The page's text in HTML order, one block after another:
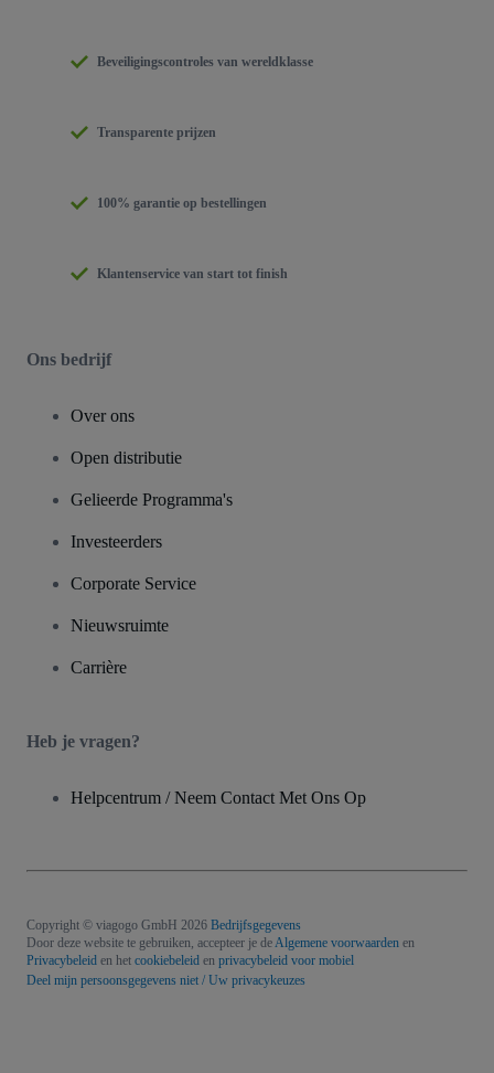
Beveiligingscontroles van wereldklasse
Transparente prijzen
100% garantie op bestellingen
Klantenservice van start tot finish
Ons bedrijf
Over ons
Open distributie
Gelieerde Programma's
Investeerders
Corporate Service
Nieuwsruimte
Carrière
Heb je vragen?
Helpcentrum / Neem Contact Met Ons Op
Copyright © viagogo GmbH 2026 Bedrijfsgegevens
Door deze website te gebruiken, accepteer je deAlgemene voorwaarden en
Privacybeleid en het cookiebeleid en privacybeleid voor mobiel
Deel mijn persoonsgegevens niet / Uw privacykeuzes